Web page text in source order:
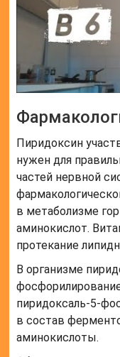
Пиридоксин
нужен для
частей нервной
в метаболизме
аминокислот.
протекание
В организме
пиридоксаль-5-
в состав
аминокислоты.